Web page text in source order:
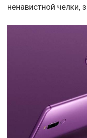
ненавистной челки,